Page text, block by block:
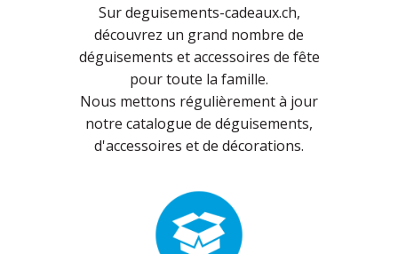
Sur deguisements-cadeaux.ch,
découvrez un grand nombre de
déguisements et accessoires de fête
pour toute la famille.
Nous mettons régulièrement à jour
notre catalogue de déguisements,
d'accessoires et de décorations.